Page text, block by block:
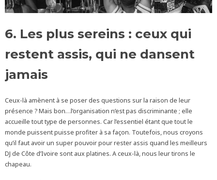
6. Les plus sereins : ceux qui
restent assis, qui ne dansent
jamais
Ceux-là amènent à se poser des questions sur la raison de leur
présence ? Mais bon…l’organisation n’est pas discriminante ; elle
accueille tout type de personnes. Car l’essentiel étant que tout le
monde puissent puisse profiter à sa façon. Toutefois, nous croyons
qu’il faut avoir un super pouvoir pour rester assis quand les meilleurs
DJ de Côte d’Ivoire sont aux platines. A ceux-là, nous leur tirons le
chapeau.